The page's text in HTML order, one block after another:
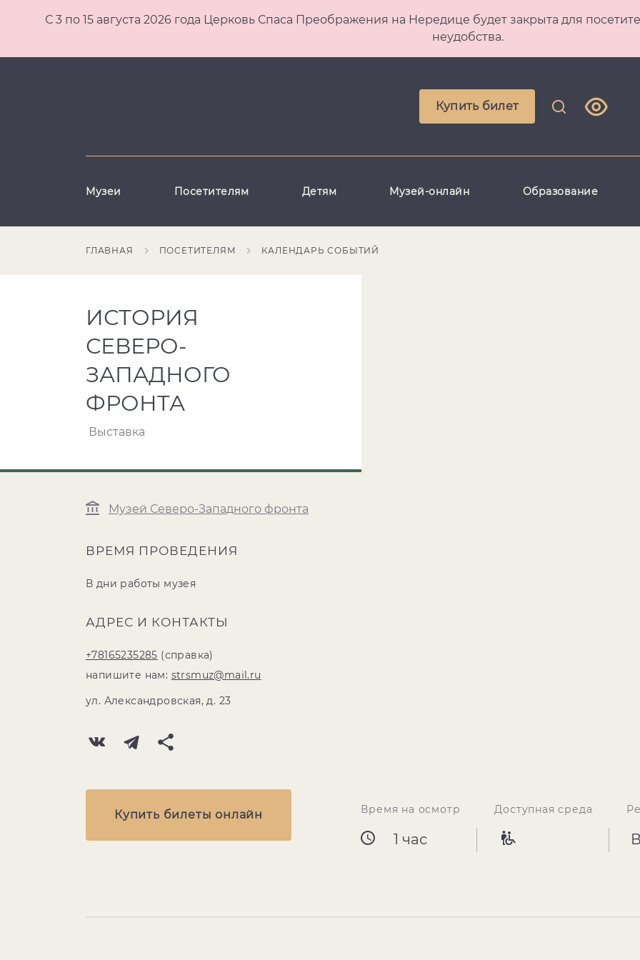
С 3 по 15 августа 2026 года Церковь Спаса Преображения на Нередице будет закрыта для
неудобства.
Купить билет
Музеи Посетителям Детям Музей-онлайн Образование
ГЛАВНАЯ ПОСЕТИТЕЛЯМ КАЛЕНДАРЬ СОБЫТИЙ
ИСТОРИЯ
СЕВЕРО-
ЗАПАДНОГО
ФРОНТА
Выставка
Музей Северо-Западного фронта
ВРЕМЯ ПРОВЕДЕНИЯ
В дни работы музея
АДРЕС И КОНТАКТЫ
+78165235285 (справка)
напишите нам: strsmuz@mail.ru
ул. Александровская, д. 23
Купить билеты онлайн Время на осмотр
1 час
Доступная среда